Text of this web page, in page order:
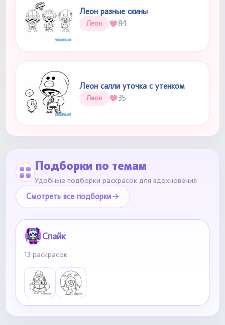
Леон разные скины
Леон 84
Леон салли уточка с утенком
Леон 35
Подборки по темам
Удобные подборки раскрасок для вдохновения
Смотреть все подборки
Спайк
13 раскрасок